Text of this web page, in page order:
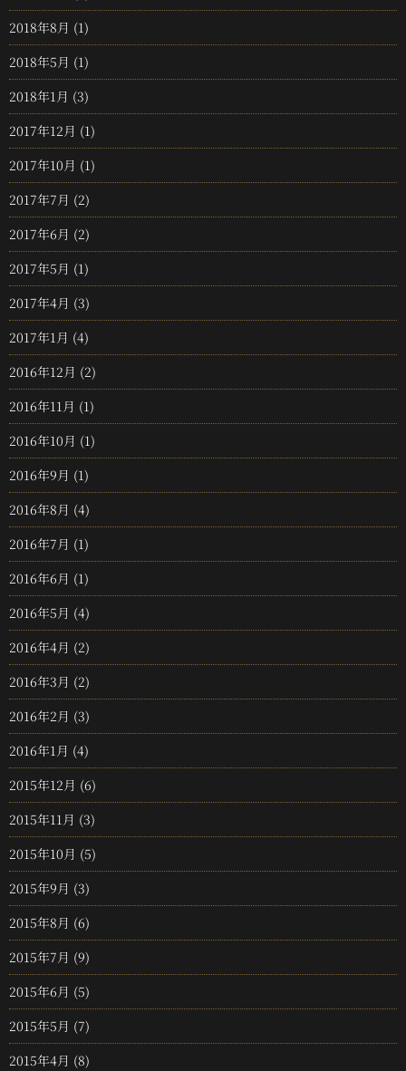
2018年8月 (1)
2018年5月 (1)
2018年1月 (3)
2017年12月 (1)
2017年10月 (1)
2017年7月 (2)
2017年6月 (2)
2017年5月 (1)
2017年4月 (3)
2017年1月 (4)
2016年12月 (2)
2016年11月 (1)
2016年10月 (1)
2016年9月 (1)
2016年8月 (4)
2016年7月 (1)
2016年6月 (1)
2016年5月 (4)
2016年4月 (2)
2016年3月 (2)
2016年2月 (3)
2016年1月 (4)
2015年12月 (6)
2015年11月 (3)
2015年10月 (5)
2015年9月 (3)
2015年8月 (6)
2015年7月 (9)
2015年6月 (5)
2015年5月 (7)
2015年4月 (8)